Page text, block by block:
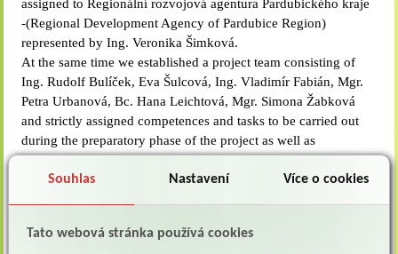
assigned to Regionální rozvojová agentura Pardubického kraje
-(Regional Development Agency of Pardubice Region)
represented by Ing. Veronika Šimková.
At the same time we established a project team consisting of
Ing. Rudolf Bulíček, Eva Šulcová, Ing. Vladimír Fabián, Mgr.
Petra Urbanová, Bc. Hana Leichtová, Mgr. Simona Žabková
and strictly assigned competences and tasks to be carried out
during the preparatory phase of the project as well as
realization and maintaining phases. Rudolf Hlaváč was invited
into our team as a representant of the department of Public
After our investigating into the situation on the market, we
Souhlas Nastavení Více o cookies
Tato webová stránka používá cookies